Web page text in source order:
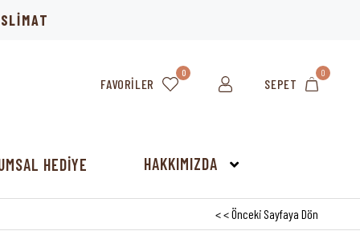
SEPET
0
FAVORILER
0
HEDİYE HAKKIMIZDA
< < Önceki Sayfaya Dön